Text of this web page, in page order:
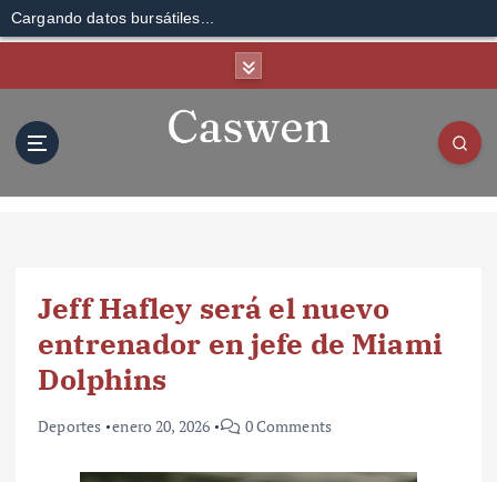
Cargando datos bursátiles...
Jeff Hafley será el nuevo
entrenador en jefe de Miami
Dolphins
Deportes enero 20, 2026 0 Comments